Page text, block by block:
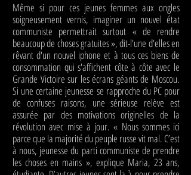
Même si pour ces jeunes femmes aux ongles
soigneusement vernis, imaginer un nouvel état
communiste permettrait surtout « de rendre
beaucoup de choses gratuites », dit-l'une d'elles en
rêvant d'un nouvel iphone et à tous ces biens de
consommation qui s'affichent côte à côte avec le
Grande Victoire sur les écrans géants de Moscou.
Si une certaine jeunesse se rapproche du PC pour
de confuses raisons, une sérieuse relève est
assurée par des motivations originelles de la
révolution avec mise à jour. « Nous sommes ici
parce que la majorité du peuple russe vit mal. C’est
à nous, jeunesse du parti communiste de prendre
les choses en mains », explique Maria, 23 ans,